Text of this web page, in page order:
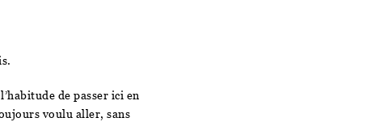
de passer ici en
voulu aller, sans